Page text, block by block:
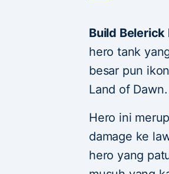
Build
hero tank
besar pun
Land of Dawn.
Hero ini
damage ke
hero yang